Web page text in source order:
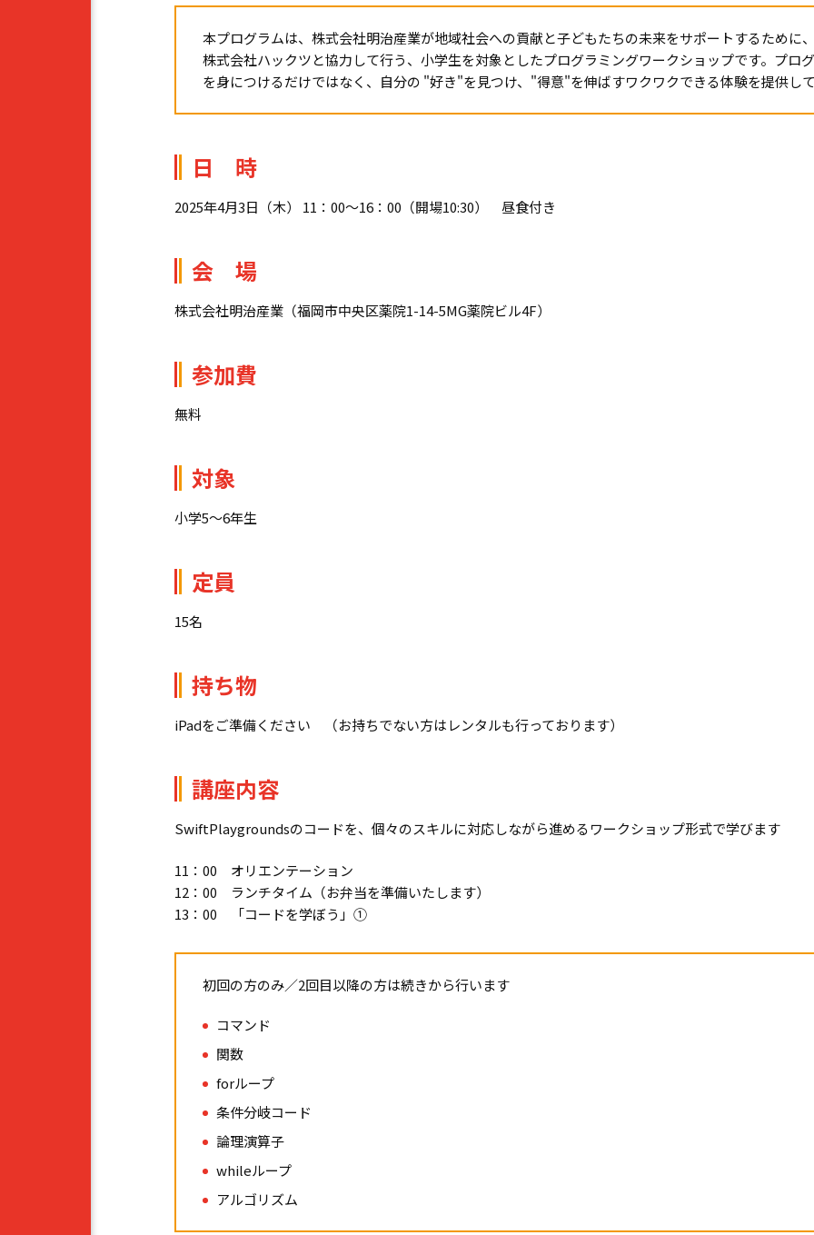
本プログラムは、株式会社明治産業が地域社会への貢献と子どもたちの未来をサポートするために
株式会社ハックツと協力して行う、小学生を対象としたプログラミングワークショップです。プロ
を身につけるだけではなく、自分の "好き"を見つけ、"得意"を伸ばすワクワクできる体験を提供して
日 時
2025年4月3日（木） 11：00～16：00（開場10:30） 昼食付き
会 場
株式会社明治産業（福岡市中央区薬院1-14-5MG薬院ビル4F）
参加費
無料
対象
小学5～6年生
定員
15名
持ち物
iPadをご準備ください （お持ちでない方はレンタルも行っております）
講座内容
SwiftPlaygroundsのコードを、個々のスキルに対応しながら進めるワークショップ形式で学びます
11：00 オリエンテーション
12：00 ランチタイム（お弁当を準備いたします）
13：00 「コードを学ぼう」①
初回の方のみ／2回目以降の方は続きから行います
コマンド
関数
forループ
条件分岐コード
論理演算子
whileループ
アルゴリズム